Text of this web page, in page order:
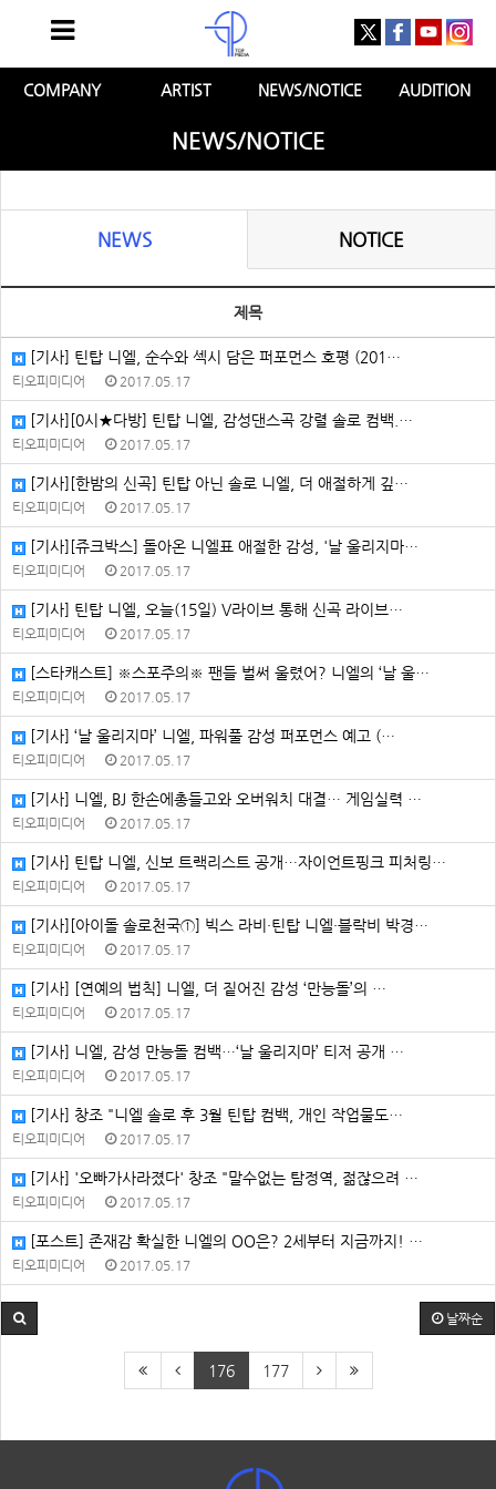
COMPANY ARTIST NEWS/NOTICE AUDITION
NEWS/NOTICE
NEWS NOTICE
제목
[기사] 틴탑 니엘, 순수와 섹시 담은 퍼포먼스 호평 (201…
티오피미디어 2017.05.17
[기사][0시★다방] 틴탑 니엘, 감성댄스곡 강렬 솔로 컴백.…
티오피미디어 2017.05.17
[기사][한밤의 신곡] 틴탑 아닌 솔로 니엘, 더 애절하게 깊…
티오피미디어 2017.05.17
[기사][쥬크박스] 돌아온 니엘표 애절한 감성, '날 울리지마…
티오피미디어 2017.05.17
[기사] 틴탑 니엘, 오늘(15일) V라이브 통해 신곡 라이브…
티오피미디어 2017.05.17
[스타캐스트] ※스포주의※ 팬들 벌써 울렸어? 니엘의 ‘날 울…
티오피미디어 2017.05.17
[기사] ‘날 울리지마’ 니엘, 파워풀 감성 퍼포먼스 예고 (…
티오피미디어 2017.05.17
[기사] 니엘, BJ 한손에총들고와 오버워치 대결… 게임실력 …
티오피미디어 2017.05.17
[기사] 틴탑 니엘, 신보 트랙리스트 공개…자이언트핑크 피처링…
티오피미디어 2017.05.17
[기사][아이돌 솔로천국①] 빅스 라비·틴탑 니엘·블락비 박경…
티오피미디어 2017.05.17
[기사] [연예의 법칙] 니엘, 더 짙어진 감성 ‘만능돌’의 …
티오피미디어 2017.05.17
[기사] 니엘, 감성 만능돌 컴백…‘날 울리지마’ 티저 공개 …
티오피미디어 2017.05.17
[기사] 창조 "니엘 솔로 후 3월 틴탑 컴백, 개인 작업물도…
티오피미디어 2017.05.17
[기사] '오빠가사라졌다' 창조 "말수없는 탐정역, 젊잖으려 …
티오피미디어 2017.05.17
[포스트] 존재감 확실한 니엘의 OO은? 2세부터 지금까지! …
티오피미디어 2017.05.17
날짜순
176 177